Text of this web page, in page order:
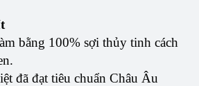
bằng 100% sợi thủy tinh cách
đã đạt tiêu chuẩn Châu Âu